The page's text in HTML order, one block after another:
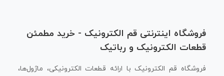
فروشگاه اینترنتی قم الکترونیک - خرید مطمئن
قطعات الکترونیک و رباتیک
فروشگاه قم الکترونیک با ارائه قطعات الکترونیکی، ماژول‌ها،